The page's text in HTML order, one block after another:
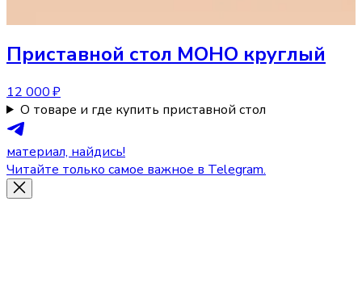
Приставной стол МОНО круглый
12 000 ₽
О товаре и где купить приставной стол
материал, найдись!
Читайте только самое важное в Telegram.